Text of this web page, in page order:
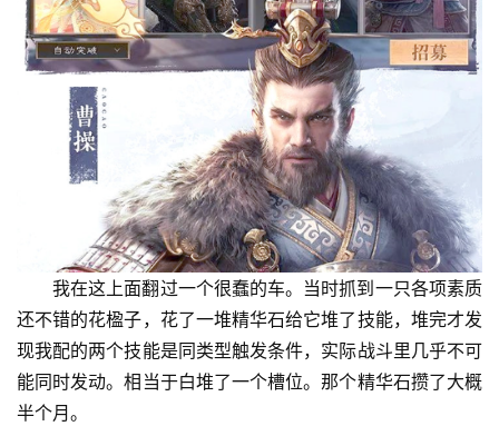
我在这上面翻过一个很蠢的车。当时抓到一只各项素质
还不错的花楹子，花了一堆精华石给它堆了技能，堆完才发
现我配的两个技能是同类型触发条件，实际战斗里几乎不可
能同时发动。相当于白堆了一个槽位。那个精华石攒了大概
半个月。